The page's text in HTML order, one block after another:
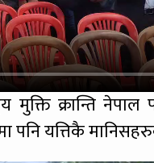
मुक्ति क्रान्ति
पनि यत्तिकै